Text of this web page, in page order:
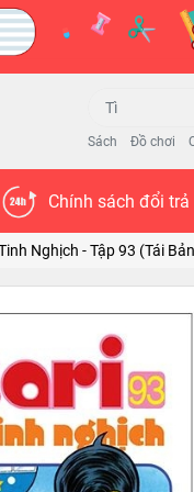
Sách Đồ chơi
Chính sách đổi trả
Nghịch - Tập 93 (Tái